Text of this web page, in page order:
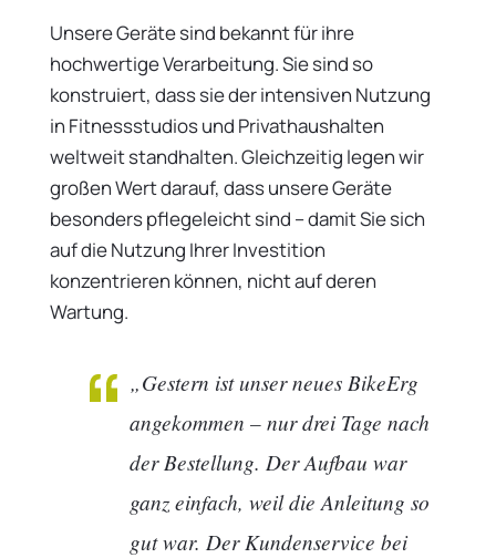
Unsere Geräte sind bekannt für ihre
hochwertige Verarbeitung. Sie sind so
konstruiert, dass sie der intensiven Nutzung
in Fitnessstudios und Privathaushalten
weltweit standhalten. Gleichzeitig legen wir
großen Wert darauf, dass unsere Geräte
besonders pflegeleicht sind – damit Sie sich
auf die Nutzung Ihrer Investition
konzentrieren können, nicht auf deren
Wartung.
„Gestern ist unser neues BikeErg
angekommen – nur drei Tage nach
der Bestellung. Der Aufbau war
ganz einfach, weil die Anleitung so
gut war. Der Kundenservice bei